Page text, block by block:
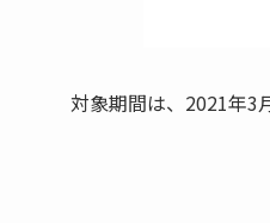
対象期間は、2021年3